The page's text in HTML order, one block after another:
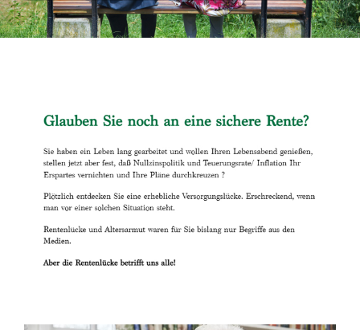
Versicherungsberatung